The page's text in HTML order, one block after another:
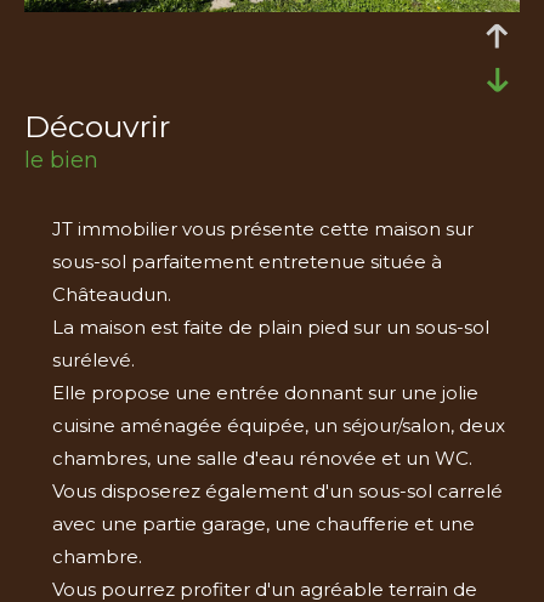
découvrir
le bien
JT immobilier vous présente cette maison sur
sous-sol parfaitement entretenue située à
Châteaudun.
La maison est faite de plain pied sur un sous-sol
surélevé.
Elle propose une entrée donnant sur une jolie
cuisine aménagée équipée, un séjour/salon, deux
chambres, une salle d'eau rénovée et un WC.
Vous disposerez également d'un sous-sol carrelé
avec une partie garage, une chaufferie et une
chambre.
Vous pourrez profiter d'un agréable terrain de